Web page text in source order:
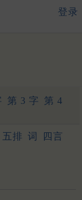
登录
第 3 字
第 4
五排 词
四言